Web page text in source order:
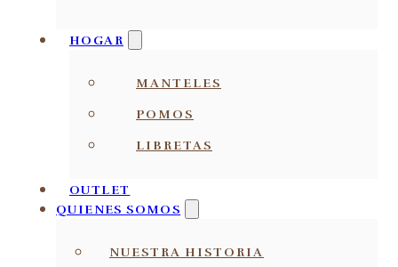
HOGAR
MANTELES
POMOS
LIBRETAS
OUTLET
QUIENES SOMOS
NUESTRA HISTORIA